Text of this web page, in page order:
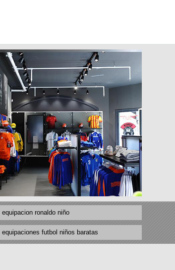
equipacion ronaldo niño
equipaciones futbol niños baratas